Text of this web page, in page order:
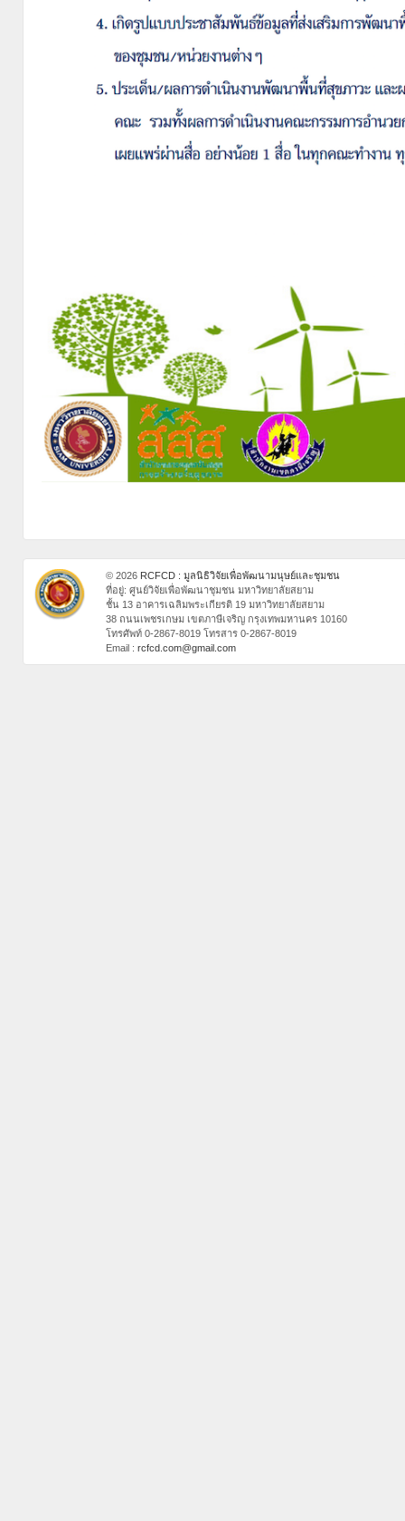
© 2026RCFCD : มูลนิธิวิจัยเพื่อพัฒนามนุษย์และชุมชน
ที่อยู่: ศูนย์วิจัยเพื่อพัฒนาชุมชน มหาวิทยาลัยสยาม
ชั้น 13 อาคารเฉลิมพระเกียรติ 19 มหาวิทยาลัยสยาม
38 ถนนเพชรเกษม เขตภาษีเจริญ กรุงเทพมหานคร 10160
โทรศัพท์ 0-2867-8019 โทรสาร 0-2867-8019
Email : rcfcd.com@gmail.com